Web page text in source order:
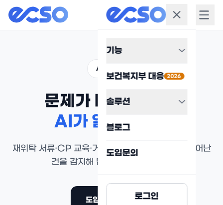
기능
보건복지부 대응 2026
솔루션
블로그
도입문의
로그인
AI Agent
문제가 터지기 전에,
AI가 알려줍니다
재위탁 서류·CP 교육·거래처·흡수율에서 기준을 벗어난
건을 감지해 담당자에게 알립니다.
도입 문의하기